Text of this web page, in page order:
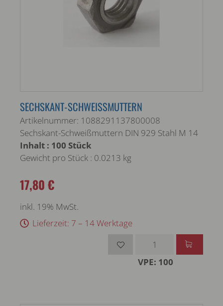
SECHSKANT-SCHWEISSMUTTERN
Artikelnummer: 1088291137800008
Sechskant-Schweißmuttern DIN 929 Stahl M 14
Inhalt : 100 Stück
Gewicht pro Stück : 0.0213 kg
17,80 €
inkl. 19% MwSt.
Lieferzeit: 7 – 14 Werktage
VPE: 100